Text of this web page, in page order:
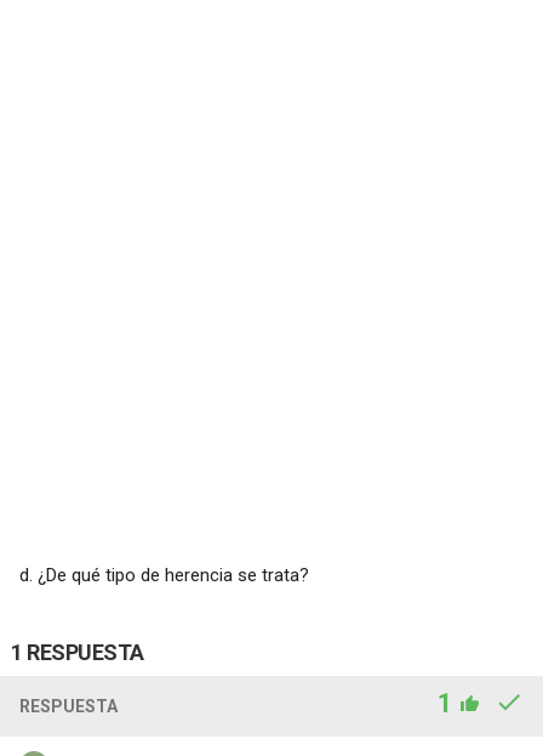
d. ¿De qué tipo de herencia se trata?
1 RESPUESTA
RESPUESTA 1